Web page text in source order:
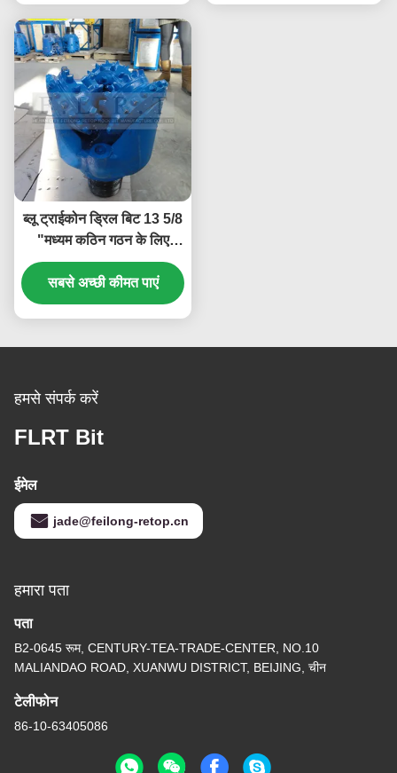
ब्लू ट्राईकोन ड्रिल बिट 13 5/8
"मध्यम कठिन गठन के लिए
FSG515G IADC 515
सबसे अच्छी कीमत पाएं
हमसे संपर्क करें
FLRT Bit
ईमेल
jade@feilong-retop.cn
हमारा पता
पता
B2-0645 रूम, CENTURY-TEA-TRADE-CENTER, NO.10
MALIANDAO ROAD, XUANWU DISTRICT, BEIJING, चीन
टेलीफोन
86-10-63405086